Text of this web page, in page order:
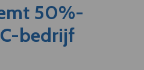
50%-
bedrijf